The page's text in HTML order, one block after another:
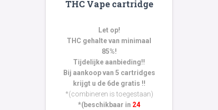
gebaseerd
op klant
THC Vape cartridge
Let op!
THC gehalte van minimaal
85%!
Tijdelijke aanbieding!!
Bij aankoop van 5 cartridges
krijgt u de 6de gratis !!
*(combineren is toegestaan)
*(beschikbaar in 24